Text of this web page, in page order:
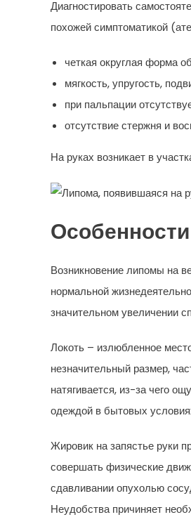
Диагностировать
похожей симптоматикой
четкая округлая форма
мягкость, упругость,
при пальпации
отсутствие стержня и
На руках возникает в
Возникновение липомы на
нормальной
значительном увеличении
Локоть – излюбленное
незначительный размер,
натягивается, из-за чего
одеждой в бытовых
Жировик на запястье руки
совершать физические
сдавливании опухолью
Неудобства причиняет